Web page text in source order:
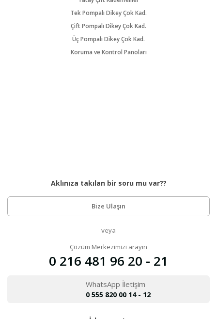
Tek Pompalı Dikey Çok Kad.
Çift Pompalı Dikey Çok Kad.
Üç Pompalı Dikey Çok Kad.
Koruma ve Kontrol Panoları
Aklınıza takılan bir soru mu var??
Bize Ulaşın
veya
Çözüm Merkezimizi arayın
0 216 481 96 20 - 21
WhatsApp İletişim
0 555 820 00 14 - 12